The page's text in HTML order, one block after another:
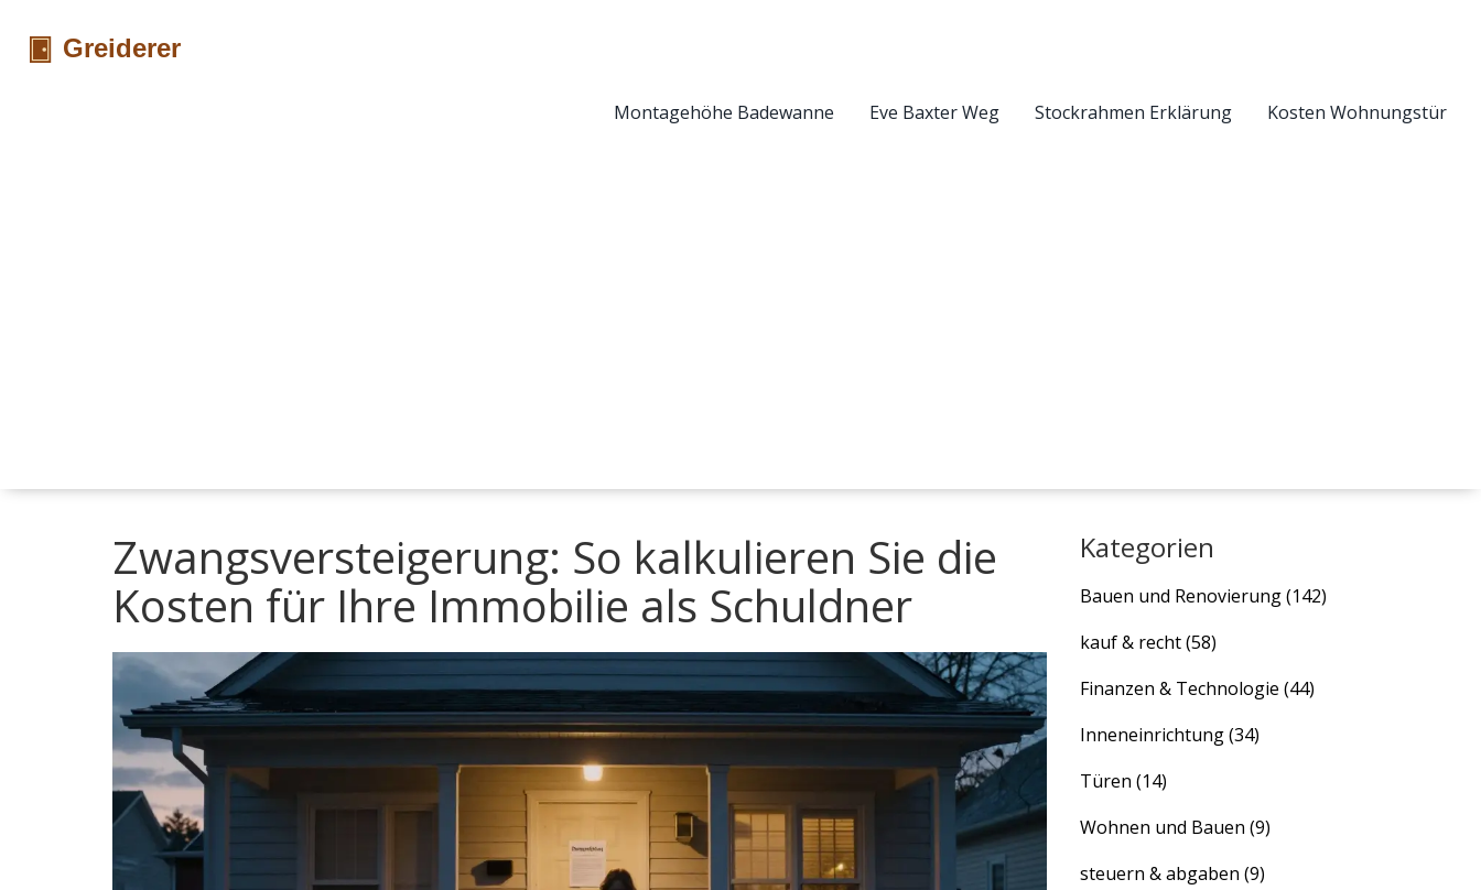
Montagehöhe Badewanne Eve Baxter Weg Stockrahmen Erklärung Kosten Wohnungstür
Zwangsversteigerung: So kalkulieren Sie die
Kosten für Ihre Immobilie als Schuldner
Kategorien
Bauen und Renovierung(142)
kauf & recht(58)
Finanzen & Technologie (44)
Inneneinrichtung(34)
Türen (14)
Wohnen und Bauen (9)
steuern & abgaben (9)